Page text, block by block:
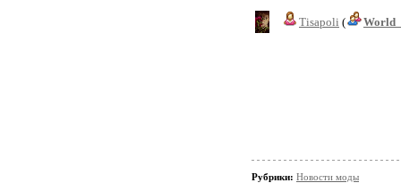
Tisapoli (
Рубрики: Новости моды